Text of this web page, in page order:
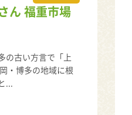
ん 福重市場
の古い方言で「上
・博多の地域に根
...